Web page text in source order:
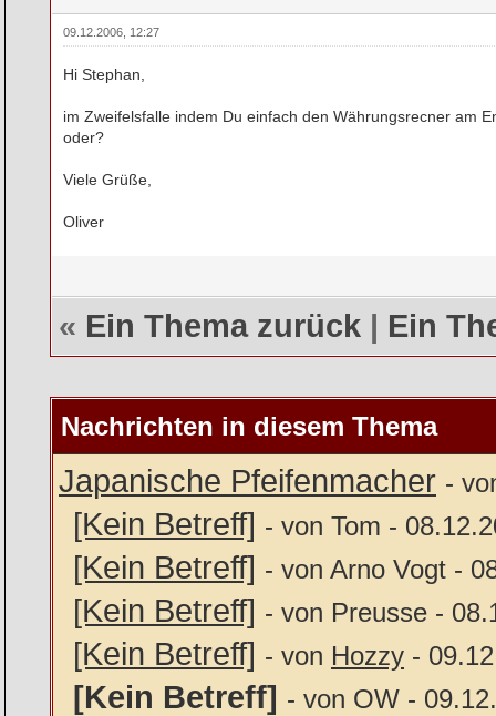
09.12.2006, 12:27
Hi Stephan,
im Zweifelsfalle indem Du einfach den Währungsrecner am
oder?
Viele Grüße,
Oliver
« Ein Thema zurück | Ein
Nachrichten in diesem Thema
Japanische Pfeifenmacher -
[Kein Betreff] - von Tom -
[Kein Betreff] - von Arno Vogt -
[Kein Betreff] - von Preusse -
[Kein Betreff] - von Hozzy -
[Kein Betreff] - von OW -